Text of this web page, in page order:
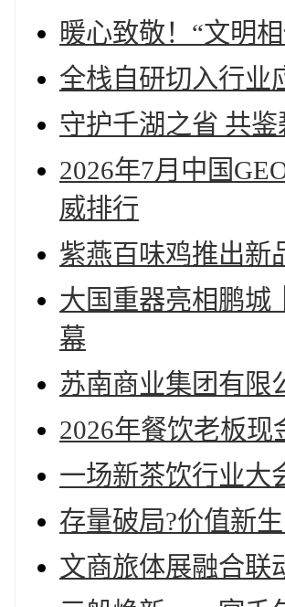
暖心致敬！“文明
全栈自研切入行业
守护千湖之省 共
2026年7月中国
威排行
紫燕百味鸡推出新
大国重器亮相鹏城
幕
苏南商业集团有限
2026年餐饮老板
一场新茶饮行业大
存量破局?价值新
文商旅体展融合联